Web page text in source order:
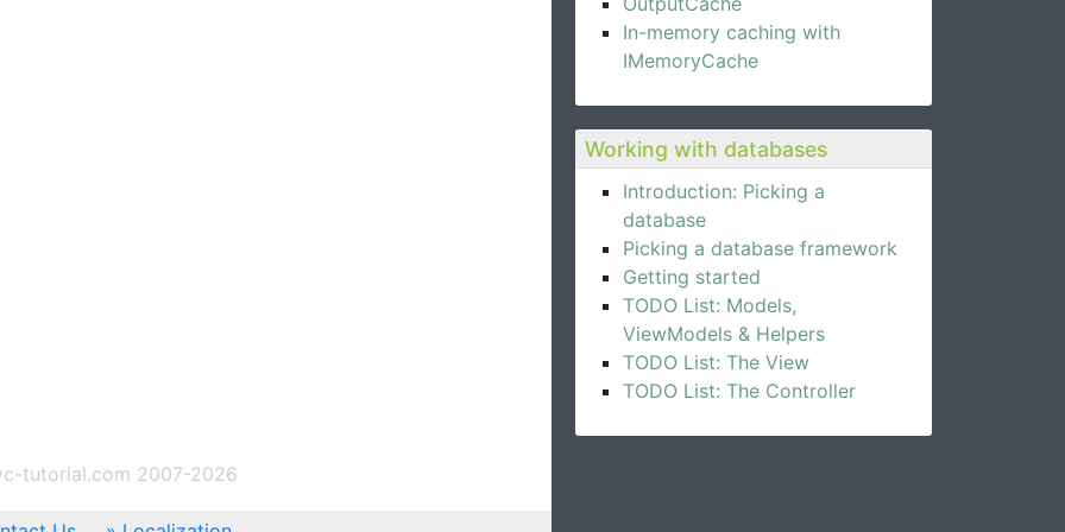
In-memory caching with
IMemoryCache
Working with databases
Introduction: Picking a
database
Picking a database framework
Getting started
TODO List: Models,
ViewModels & Helpers
TODO List: The View
TODO List: The Controller
tutorial.com 2007-2026